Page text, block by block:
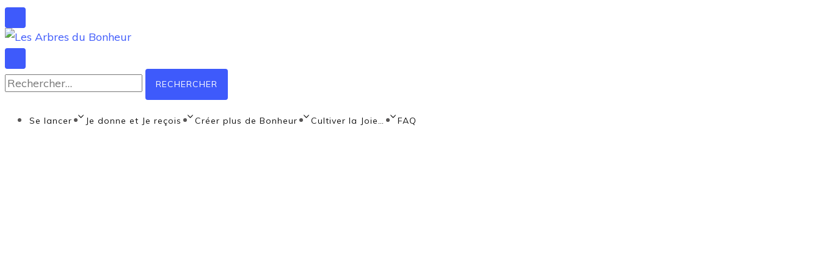
Se lancer Je donne et Je reçois Créer plus de Bonheur Cultiver la Joie… FAQ